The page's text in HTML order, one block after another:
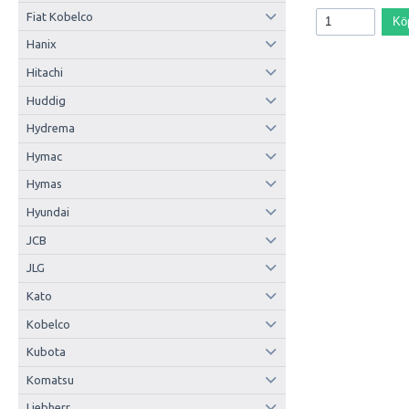
Fiat Kobelco
Hanix
Hitachi
Huddig
Hydrema
Hymac
Hymas
Hyundai
JCB
JLG
Kato
Kobelco
Kubota
Komatsu